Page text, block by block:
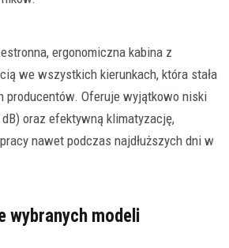
ergonomiczna kabina z
we wszystkich kierunkach, która stała
producentów. Oferuje wyjątkowo niski
dB) oraz efektywną klimatyzację,
nawet podczas najdłuższych dni w
wybranych modeli